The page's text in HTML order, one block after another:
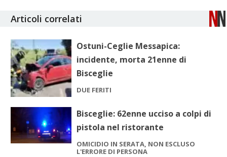
Articoli correlati
Ostuni-Ceglie Messapica:
incidente, morta 21enne di
Bisceglie
DUE FERITI
Bisceglie: 62enne ucciso a colpi di
pistola nel ristorante
OMICIDIO IN SERATA, NON ESCLUSO
L'ERRORE DI PERSONA